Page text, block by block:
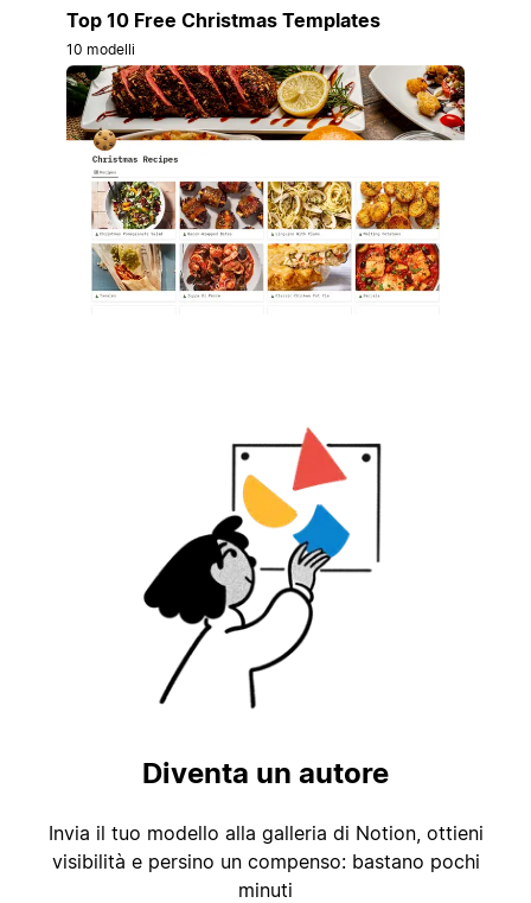
Top 10 Free Christmas Templates
10 modelli
Diventa un autore
Invia il tuo modello alla galleria di Notion, ottieni
visibilità e persino un compenso: bastano pochi
minuti